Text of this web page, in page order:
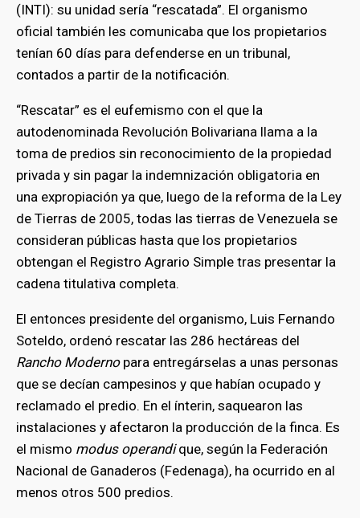
(INTI): su unidad sería “rescatada”. El organismo
oficial también les comunicaba que los propietarios
tenían 60 días para defenderse en un tribunal,
contados a partir de la notificación.
“Rescatar” es el eufemismo con el que la
autodenominada Revolución Bolivariana llama a la
toma de predios sin reconocimiento de la propiedad
privada y sin pagar la indemnización obligatoria en
una expropiación ya que, luego de la reforma de la Ley
de Tierras de 2005, todas las tierras de Venezuela se
consideran públicas hasta que los propietarios
obtengan el Registro Agrario Simple tras presentar la
cadena titulativa completa.
El entonces presidente del organismo, Luis Fernando
Soteldo, ordenó rescatar las 286 hectáreas del
Rancho Modernopara entregárselas a unas personas
que se decían campesinos y que habían ocupado y
reclamado el predio. En el ínterin, saquearon las
instalaciones y afectaron la producción de la finca. Es
el mismo modus operandique, según la Federación
Nacional de Ganaderos (Fedenaga), ha ocurrido en al
menos otros 500 predios.